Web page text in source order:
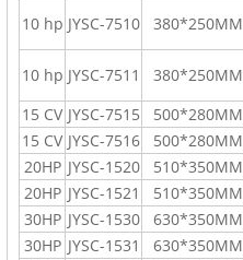
10 hp JYSC-7510 380*250MM
10 hp JYSC-7511 380*250MM
15 CV JYSC-7515 500*280MM
15 CV JYSC-7516 500*280MM
20HP JYSC-1520 510*350MM
20HP JYSC-1521 510*350MM
30HP JYSC-1530 630*350MM
30HP JYSC-1531 630*350MM